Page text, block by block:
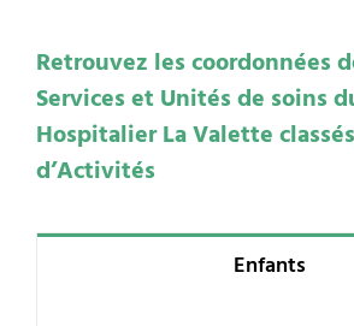
Retrouvez les coordonnées
Services et Unités de soins
Hospitalier La Valette
d’Activités
Enfants